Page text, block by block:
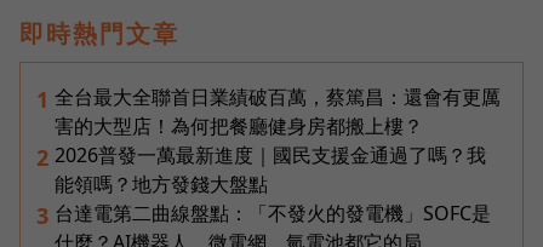
即時熱門文章
1 全台最大全聯首日業績破百萬，蔡篤昌：還會有更厲
害的大型店！為何把餐廳健身房都搬上樓？
2 2026普發一萬最新進度｜國民支援金通過了嗎？我
能領嗎？地方發錢大盤點
3 台達電第二曲線盤點：「不發火的發電機」SOFC是